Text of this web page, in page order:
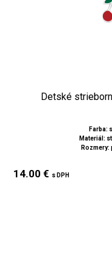
Detské
Farba:
Materiál:
Rozmery:
14.00 € s DPH